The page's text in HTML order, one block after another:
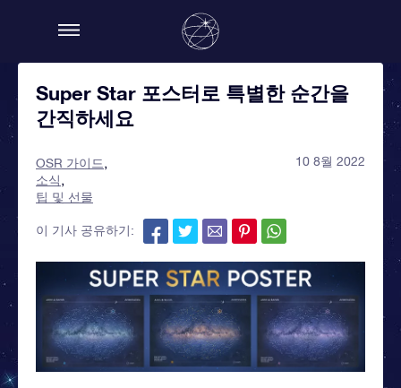
Super Star 포스터로 특별한 순간을
간직하세요
OSR 가이드
소식
팁 및 선물
10 8월 2022
이 기사 공유하기: